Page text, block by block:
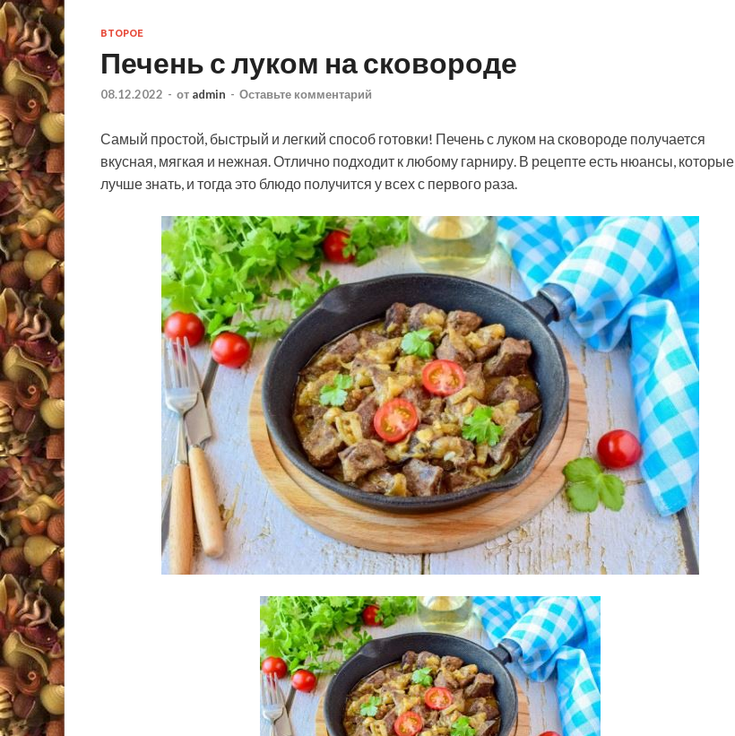
ВТОРОЕ
Печень с луком на сковороде
08.12.2022 - от admin - Оставьте комментарий
Самый простой, быстрый и легкий способ готовки! Печень с луком на сковороде получается
вкусная, мягкая и нежная. Отлично подходит к любому гарниру. В рецепте есть нюансы, которые
лучше знать, и тогда это блюдо получится у всех с первого раза.